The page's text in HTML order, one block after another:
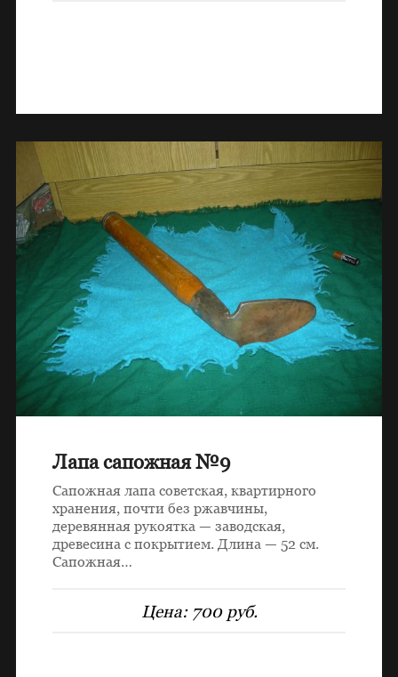
Лапа сапожная №9
Сапожная лапа советская, квартирного
хранения, почти без ржавчины,
деревянная рукоятка — заводская,
древесина с покрытием. Длина — 52 см.
Сапожная…
Цена: 700 руб.